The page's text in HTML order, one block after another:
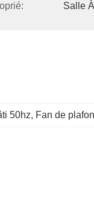
Salle
50hz, Fan de